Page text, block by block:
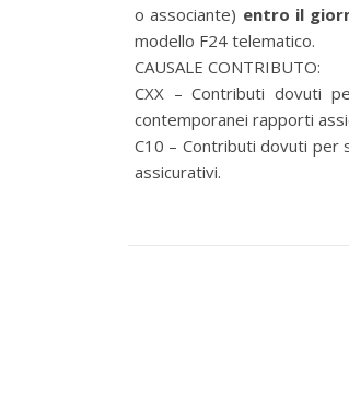
o associante) entro il
modello F24 telematico.
CAUSALE CONTRIBUTO:
CXX – Contributi dovuti
contemporanei rapporti
C10 – Contributi dovuti
assicurativi.